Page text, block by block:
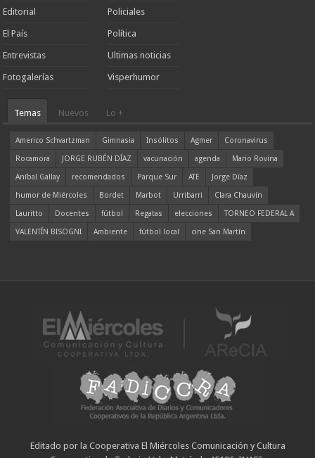
Editorial
El País
Entrevistas
Fotogalerías
Policiales
Política
Ultimas noticias
Visperhumor
Temas Nuevos Lo +
Americo Schvartzman Gimnasia Insólitos Agmer
Coronavirus
Rocamora
JORGE RUBÉN DÍAZ vacunación agenda
Mario Rovina
Aníbal Gallay
recomendados Parque Sur ATE
Jorge Díaz
humor de Miércoles
Bordet Marbot Urribarri
Clara Chauvín
Lauritto
Docentes fútbol Regatas elecciones
TORNEO FEDERAL A
VALENTÍN BISOGNI
Ambiente fútbol local cine San Martín
Editado por la Cooperativa El Miércoles Comunicación y Cultura